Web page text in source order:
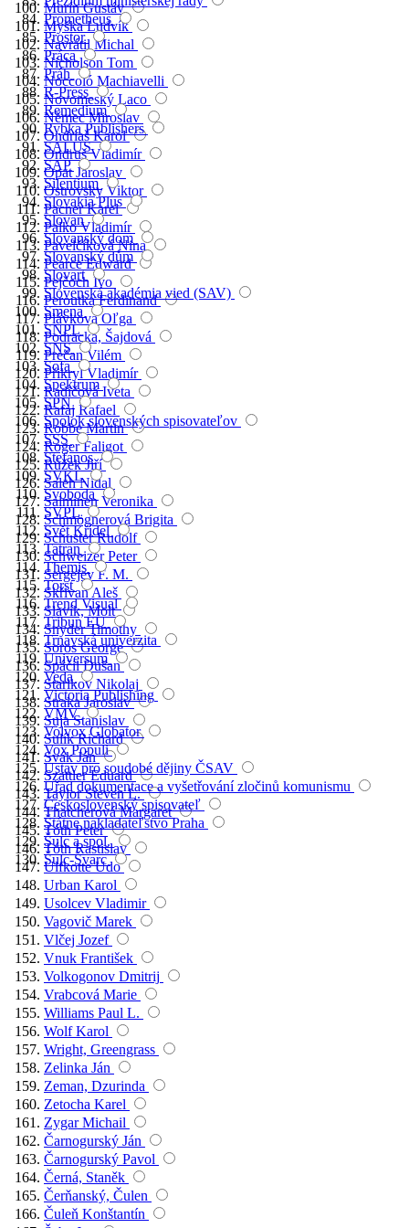
Murín Gustáv
Myška Ludvík
Navrátil Michal
Nicholson Tom
Noccoló Machiavelli
Novomeský Laco
Němec Miroslav
Ondriaš Karol
Ondruš Vladimír
Opat Jaroslav
Ostrovsky Viktor
Pacner Karel
Palko Vladimír
Pavelčíková Nina
Pearce Edward
Pejčoch Ivo
Peroutka Ferdinand
Plávková Oľga
Podracká, Šajdová
Prečan Vilém
Přikryl Vladimír
Radičová Iveta
Rafaj Rafael
Robbe Martin
Roger Faligot
Růžek Jiří
Saleh Nidal
Salminen Veronika
Schmögnerová Brigita
Schuster Rudolf
Schweizer Peter
Sergejev F. M.
Skřivan Aleš
Slavík, Molt
Snyder Timothy
Soros George
Spáčil Dušan
Starikov Nikolaj
Straka Jaroslav
Suja Stanislav
Sulík Richard
Svák Ján
Szattler Eduard
Taylor Steven L.
Thatcherová Margaret
Tóth Peter
Tóth Rastislav
Ulfkotte Udo
Urban Karol
Usolcev Vladimir
Vagovič Marek
Vlčej Jozef
Vnuk František
Volkogonov Dmitrij
Vrabcová Marie
Williams Paul L.
Wolf Karol
Wright, Greengrass
Zelinka Ján
Zeman, Dzurinda
Zetocha Karel
Zygar Michail
Čarnogurský Ján
Čarnogurský Pavol
Černá, Staněk
Čerňanský, Čulen
Čuleň Konštantín
Prometheus
Prostor
Práca
Práh
R-Press
Remedium
Rybka Publishers
SALUS
SAP
Silentium
Slovakia Plus
Slovan
Slovanský dom
Slovanský dům
Slovart
Slovenská akadémia vied (SAV)
Smena
SNPL
SNS
Sofa
Spektrum
SPN
Spolok slovenských spisovateľov
SSS
Stefanos
SVKL
Svoboda
SVPL
Svět Křídel
Tatran
Themis
Torst
Trend Visual
Tribun EU
Trnavská univerzita
Universum
Veda
Victoria Publishing
VMV
Volvox Globator
Vox Populi
Ústav pro soudobé dějiny ČSAV
Úřad dokumentace a vyšetřování zločinů komunismu
Československý spisovateľ
Štátne nakladateľstvo Praha
Šulc a spol.
Šulc-Švarc